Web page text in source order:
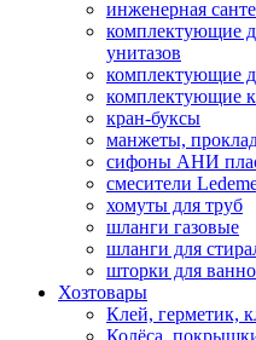
инженерная
комплектующие
унитазов
комплектующие
комплектующие
кран-буксы
манжеты,
сифоны АНИ
смесители
хомуты для труб
шланги газовые
шланги для
шторки для
Хозтовары
Клей, герметик,
Колёса,